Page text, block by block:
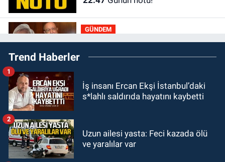
GÜNDEM
22:01Gülden Tanyeri hayatını
kaybetti
21:22
21:05Öğretmenlere Milli Eğitim
Trend Haberler
İş insanı Ercan Ekşi İstanbul’daki
s*lahlı saldırıda hayatını kaybetti
1
Uzun ailesi yasta: Feci kazada ölü
ve yaralılar var
2